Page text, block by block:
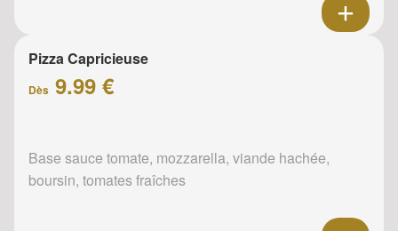
Pizza Capricieuse
Dès 9.99 €
Base sauce tomate, mozzarella, viande hachée,
boursin, tomates fraîches